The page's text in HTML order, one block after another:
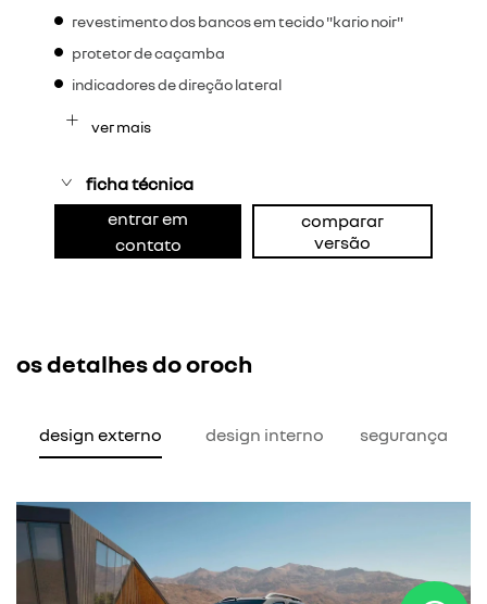
revestimento dos bancos em tecido "kario noir"
protetor de caçamba
indicadores de direção lateral
ver mais
ficha técnica
entrar em
contato
comparar
versão
os detalhes do oroch
design externo design interno segurança